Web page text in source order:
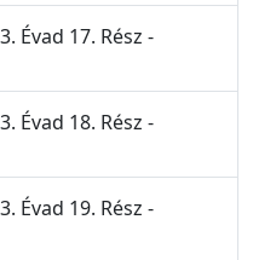
Évad 17. Rész -
Évad 18. Rész -
Évad 19. Rész -